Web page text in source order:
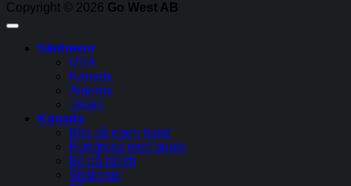
Copyright © 2026 Go West AB
Skidresor
USA
Kanada
Alperna
Japan
Kanada
Bila på egen hand
Rundresa med guide
Bo på ranch
Skidresor